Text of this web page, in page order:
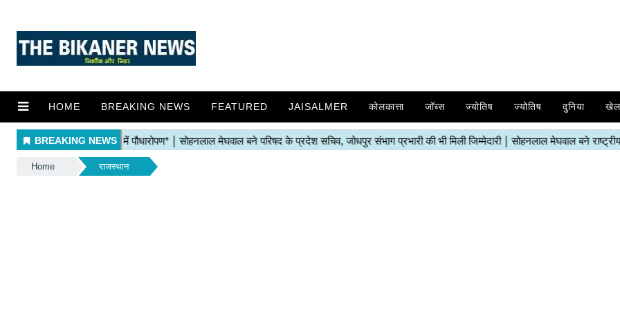
HOME BREAKING NEWS FEATURED JAISALMER कोलकात्ता जॉब्स ज्योतिष ज्योतिष दुनिया खेल
Home राजस्थान